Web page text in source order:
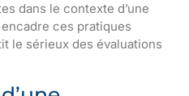
dans le contexte d’une
ces pratiques
le sérieux des évaluations